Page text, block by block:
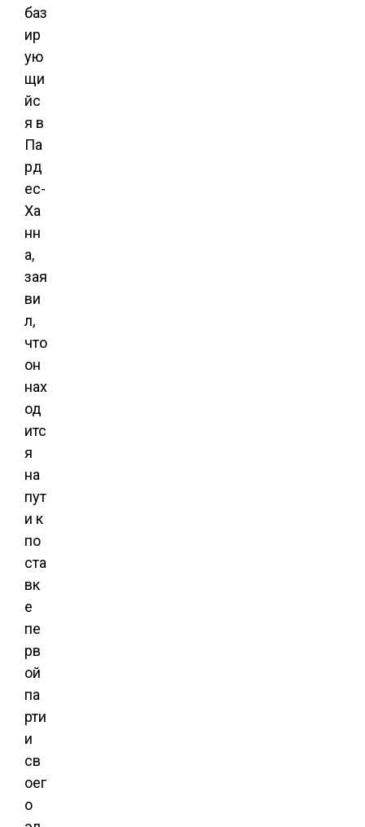
баз
ир
ую
щи
йс
я в
Па
рд
ес-
Ха
нн
а,
зая
ви
л,
что
он
нах
од
итс
я
на
пут
и к
по
ста
вк
е
пе
рв
ой
па
рти
и
св
оег
о